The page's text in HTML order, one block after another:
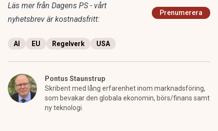
Läs mer från Dagens PS - vårt
nyhetsbrev är kostnadsfritt:
Prenumerera
AI EU Regelverk USA
Pontus Staunstrup
Skribent med lång erfarenhet inom marknadsföring,
som bevakar den globala ekonomin, börs/finans samt
ny teknologi.